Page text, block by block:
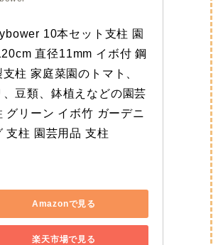
10本セット支柱 園
直径11mm イボ付 鋼
支柱 家庭菜園のトマト、
、豆類、鉢植えなどの園芸
グリーン イボ竹 ガーデニ
支柱 園芸用品 支柱
Amazonで見る
楽天市場で見る